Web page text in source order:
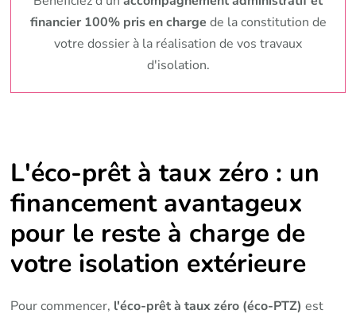
financier 100% pris en charge de la constitution de
votre dossier à la réalisation de vos travaux
d'isolation.
L'éco-prêt à taux zéro : un
financement avantageux
pour le reste à charge de
votre isolation extérieure
Pour commencer, l'éco-prêt à taux zéro (éco-PTZ) est